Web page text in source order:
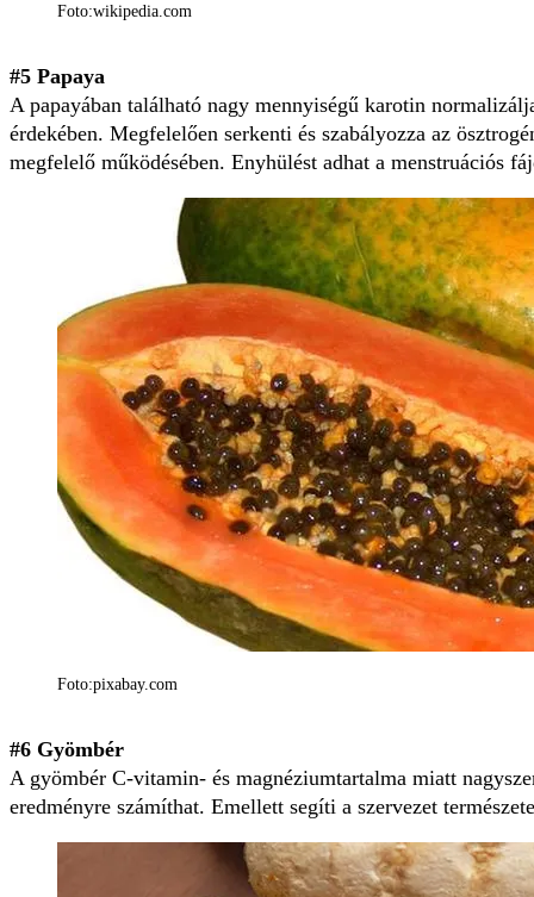
Foto:wikipedia.com
#5 Papaya
A papayában található nagy mennyiségű karotin
érdekében. Megfelelően serkenti és szabályozza az
megfelelő működésében. Enyhülést adhat a menstruációs
Foto:pixabay.com
#6 Gyömbér
A gyömbér C-vitamin- és magnéziumtartalma miatt
eredményre számíthat. Emellett segíti a szervezet